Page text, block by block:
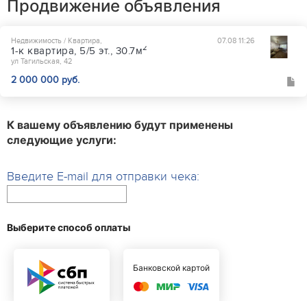
Продвижение объявления
07.08 11:26
Недвижимость / Квартира,
1-к квартира, 5/5 эт., 30.7м2
ул Тагильская, 42
2 000 000 руб.
К вашему объявлению будут применены
следующие услуги:
Введите E-mail для отправки чека:
Выберите способ оплаты
Банковской картой